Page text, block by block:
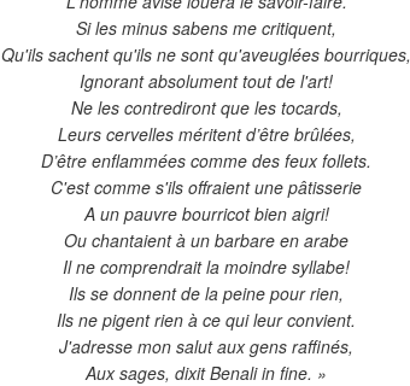
Si les minus sabens me critiquent,
Qu'ils sachent qu'ils ne sont qu'aveuglées bourriques,
Ignorant absolument tout de l'art!
Ne les contrediront que les tocards,
Leurs cervelles méritent d’être brûlées,
D’être enflammées comme des feux follets.
C'est comme s'ils offraient une pâtisserie
A un pauvre bourricot bien aigri!
Ou chantaient à un barbare en arabe
Il ne comprendrait la moindre syllabe!
Ils se donnent de la peine pour rien,
Ils ne pigent rien à ce qui leur convient.
J'adresse mon salut aux gens raffinés,
Aux sages, dixit Benali in fine. »